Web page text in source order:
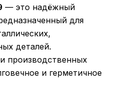
— это надёжный
для
деталей.
производственных
и герметичное